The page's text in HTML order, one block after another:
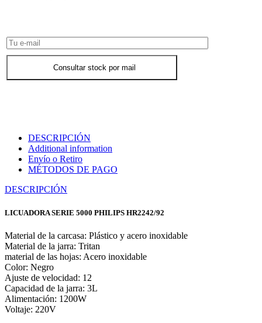
Consultar stock por mail
DESCRIPCIÓN
Additional information
Envío o Retiro
MÉTODOS DE PAGO
DESCRIPCIÓN
LICUADORA SERIE 5000 PHILIPS HR2242/92
Material de la carcasa: Plástico y acero inoxidable
Material de la jarra: Tritan
material de las hojas: Acero inoxidable
Color: Negro
Ajuste de velocidad: 12
Capacidad de la jarra: 3L
Alimentación: 1200W
Voltaje: 220V